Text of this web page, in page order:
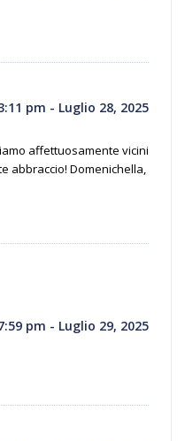
pm - Luglio 28, 2025
affettuosamente vicini
abbraccio! Domenichella,
pm - Luglio 29, 2025